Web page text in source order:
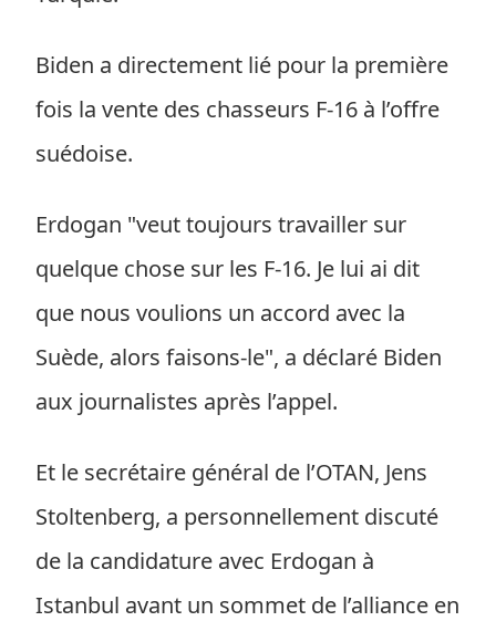
Biden a directement lié pour la première
fois la vente des chasseurs F-16 à l’offre
suédoise.
Erdogan "veut toujours travailler sur
quelque chose sur les F-16. Je lui ai dit
que nous voulions un accord avec la
Suède, alors faisons-le", a déclaré Biden
aux journalistes après l’appel.
Et le secrétaire général de l’OTAN, Jens
Stoltenberg, a personnellement discuté
de la candidature avec Erdogan à
Istanbul avant un sommet de l’alliance en